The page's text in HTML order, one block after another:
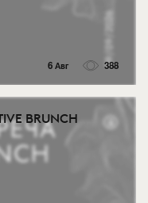
6 Авг 388
BRUNCH